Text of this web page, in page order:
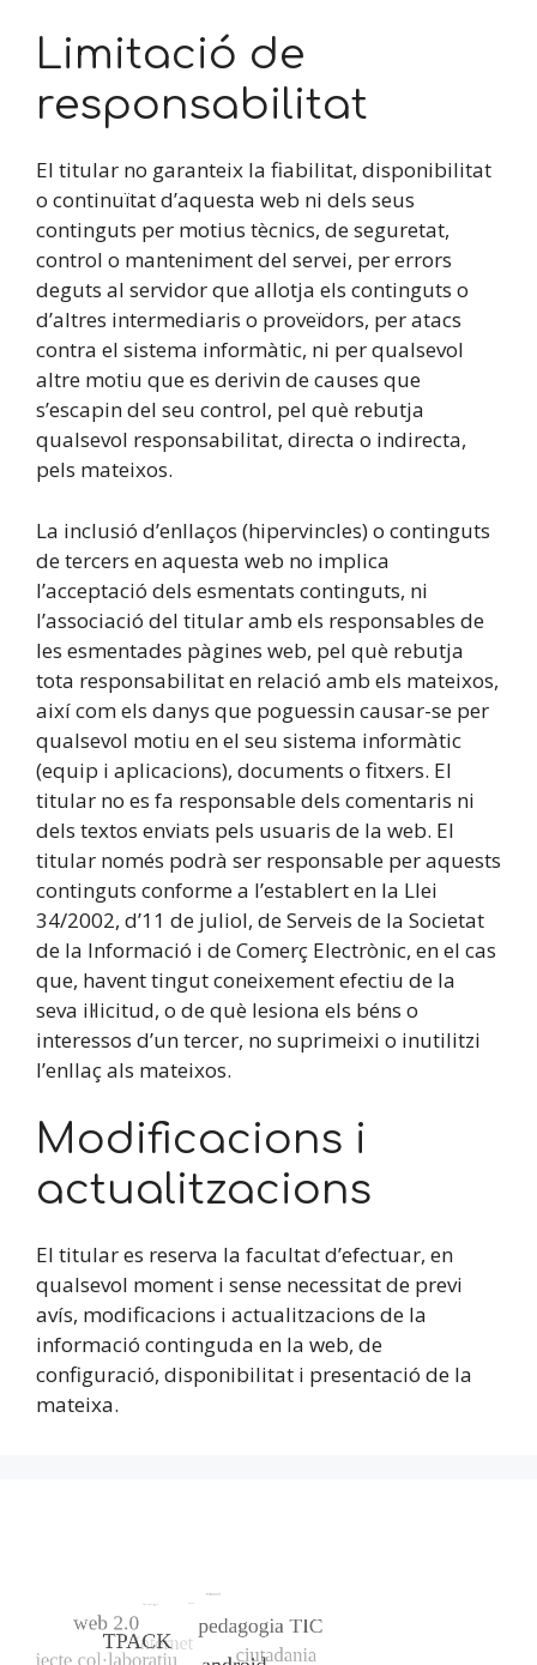
Limitació de
responsabilitat
El titular no garanteix la fiabilitat, disponibilitat
o continuïtat d’aquesta web ni dels seus
continguts per motius tècnics, de seguretat,
control o manteniment del servei, per errors
deguts al servidor que allotja els continguts o
d’altres intermediaris o proveïdors, per atacs
contra el sistema informàtic, ni per qualsevol
altre motiu que es derivin de causes que
s’escapin del seu control, pel què rebutja
qualsevol responsabilitat, directa o indirecta,
pels mateixos.
La inclusió d’enllaços (hipervincles) o continguts
de tercers en aquesta web no implica
l’acceptació dels esmentats continguts, ni
l’associació del titular amb els responsables de
les esmentades pàgines web, pel què rebutja
tota responsabilitat en relació amb els mateixos,
així com els danys que poguessin causar-se per
qualsevol motiu en el seu sistema informàtic
(equip i aplicacions), documents o fitxers. El
titular no es fa responsable dels comentaris ni
dels textos enviats pels usuaris de la web. El
titular només podrà ser responsable per aquests
continguts conforme a l’establert en la Llei
34/2002, d’11 de juliol, de Serveis de la Societat
de la Informació i de Comerç Electrònic, en el cas
que, havent tingut coneixement efectiu de la
seva il·licitud, o de què lesiona els béns o
interessos d’un tercer, no suprimeixi o inutilitzi
l’enllaç als mateixos.
Modificacions i
actualitzacions
El titular es reserva la facultat d’efectuar, en
qualsevol moment i sense necessitat de previ
avís, modificacions i actualitzacions de la
informació continguda en la web, de
configuració, disponibilitat i presentació de la
mateixa.